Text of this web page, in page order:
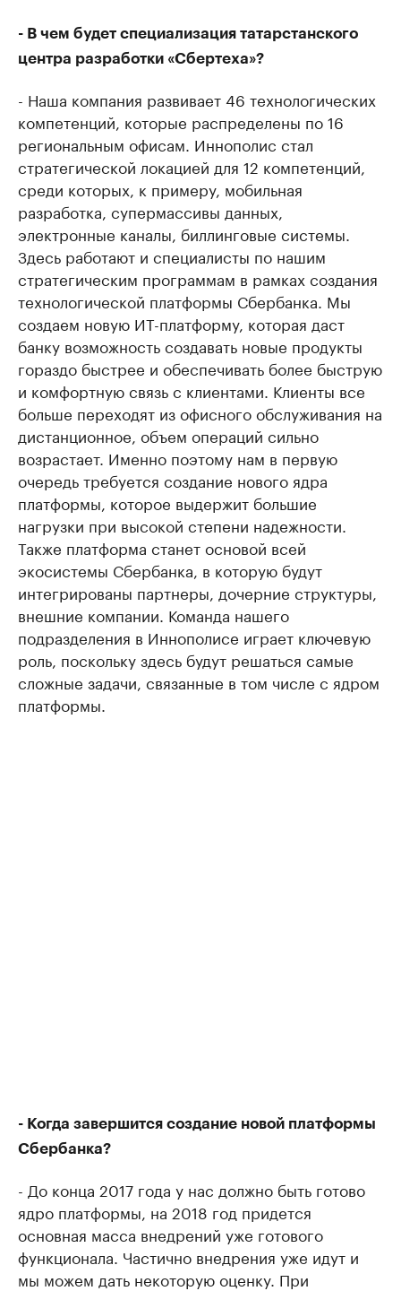
- В чем будет специализация татарстанского
центра разработки «Сбертеха»?
- Наша компания развивает 46 технологических
компетенций, которые распределены по 16
региональным офисам. Иннополис стал
стратегической локацией для 12 компетенций,
среди которых, к примеру, мобильная
разработка, супермассивы данных,
электронные каналы, биллинговые системы.
Здесь работают и специалисты по нашим
стратегическим программам в рамках создания
технологической платформы Сбербанка. Мы
создаем новую ИТ-платформу, которая даст
банку возможность создавать новые продукты
гораздо быстрее и обеспечивать более быструю
и комфортную связь с клиентами. Клиенты все
больше переходят из офисного обслуживания на
дистанционное, объем операций сильно
возрастает. Именно поэтому нам в первую
очередь требуется создание нового ядра
платформы, которое выдержит большие
нагрузки при высокой степени надежности.
Также платформа станет основой всей
экосистемы Сбербанка, в которую будут
интегрированы партнеры, дочерние структуры,
внешние компании. Команда нашего
подразделения в Иннополисе играет ключевую
роль, поскольку здесь будут решаться самые
сложные задачи, связанные в том числе с ядром
платформы.
- Когда завершится создание новой платформы
Сбербанка?
- До конца 2017 года у нас должно быть готово
ядро платформы, на 2018 год придется
основная масса внедрений уже готового
функционала. Частично внедрения уже идут и
мы можем дать некоторую оценку. При